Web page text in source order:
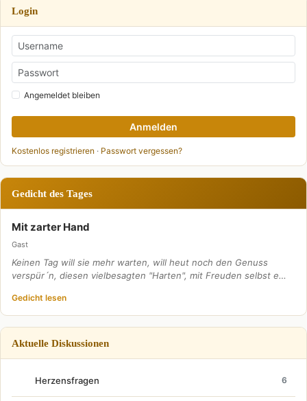
Login
Angemeldet bleiben
Anmelden
Kostenlos registrieren · Passwort vergessen?
Gedicht des Tages
Mit zarter Hand
Gast
Keinen Tag will sie mehr warten, will heut noch den Genuss
verspür´n, diesen vielbesagten "Harten", mit Freuden selbst e…
Gedicht lesen
Aktuelle Diskussionen
Herzensfragen 6